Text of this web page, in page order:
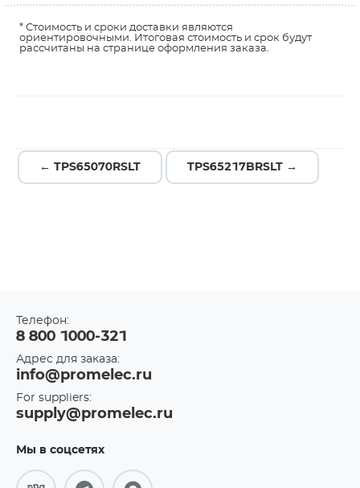
* Стоимость и сроки доставки являются
ориентировочными. Итоговая стоимость и срок будут
рассчитаны на странице оформления заказа.
← TPS65070RSLT TPS65217BRSLT →
Телефон:
8 800 1000-321
Адрес для заказа:
info@promelec.ru
For suppliers:
supply@promelec.ru
Мы в соцсетях